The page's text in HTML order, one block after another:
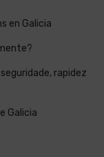
en Galicia
rapidez
Galicia